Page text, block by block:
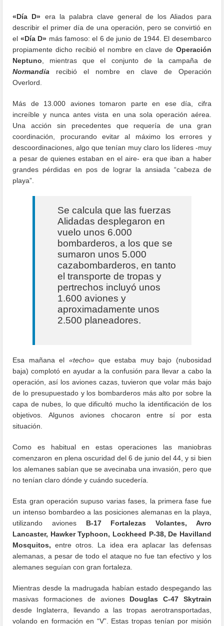
«Día D» era la palabra clave general de los Aliados para
describir el primer día de una operación, pero se convirtió en
el «Día D» más famoso: el 6 de junio de 1944. El desembarco
propiamente dicho recibió el nombre en clave de Operación
Neptuno , mientras que el conjunto de la campaña de
Normandía
recibió el nombre en clave de Operación
Overlord.
Más de 13.000 aviones tomaron parte en ese día, cifra
increíble y nunca antes vista en una sola operación aérea.
Una acción sin precedentes que requería de una gran
coordinación, procurando evitar al máximo los errores y
descoordinaciones, algo que tenían muy claro los líderes -muy
a pesar de quienes estaban en el aire- era que iban a haber
grandes pérdidas en pos de lograr la ansiada “cabeza de
playa”.
Se calcula que las fuerzas
Alidadas desplegaron en
vuelo unos 6.000
bombarderos, a los que se
sumaron unos 5.000
cazabombarderos, en tanto
el transporte de tropas y
pertrechos incluyó unos
1.600 aviones y
aproximadamente unos
2.500 planeadores.
Esa mañana el «techo»que estaba muy bajo (nubosidad
baja) complotó en ayudar a la confusión para llevar a cabo la
operación, así los aviones cazas, tuvieron que volar más bajo
de lo presupuestado y los bombarderos más alto por sobre la
capa de nubes, lo que dificultó mucho la identificación de los
objetivos. Algunos aviones chocaron entre sí por esta
situación.
Como es habitual en estas operaciones las maniobras
comenzaron en plena oscuridad del 6 de junio del 44, y si bien
los alemanes sabían que se avecinaba una invasión, pero que
no tenían claro dónde y cuándo sucedería.
Esta gran operación supuso varias fases, la primera fase fue
un intenso bombardeo a las posiciones alemanas en la playa,
utilizando aviones B-17 Fortalezas Volantes, Avro
Lancaster, Hawker Typhoon, Lockheed P-38, De Havilland
Mosquitos, entre otros. La idea era aplacar las defensas
alemanas, a pesar de todo el ataque no fue tan efectivo y los
alemanes seguían con gran fortaleza.
Mientras desde la madrugada habían estado despegando las
masivas formaciones de aviones Douglas C-47 Skytrain
desde Inglaterra, llevando a las tropas aerotransportadas,
volando en formación en “V”. Estas tropas tenían por misión